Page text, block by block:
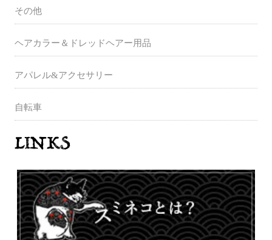
その他
ヘアカラー＆ドレッドヘアー用品
アパレル&アクセサリー
自転車